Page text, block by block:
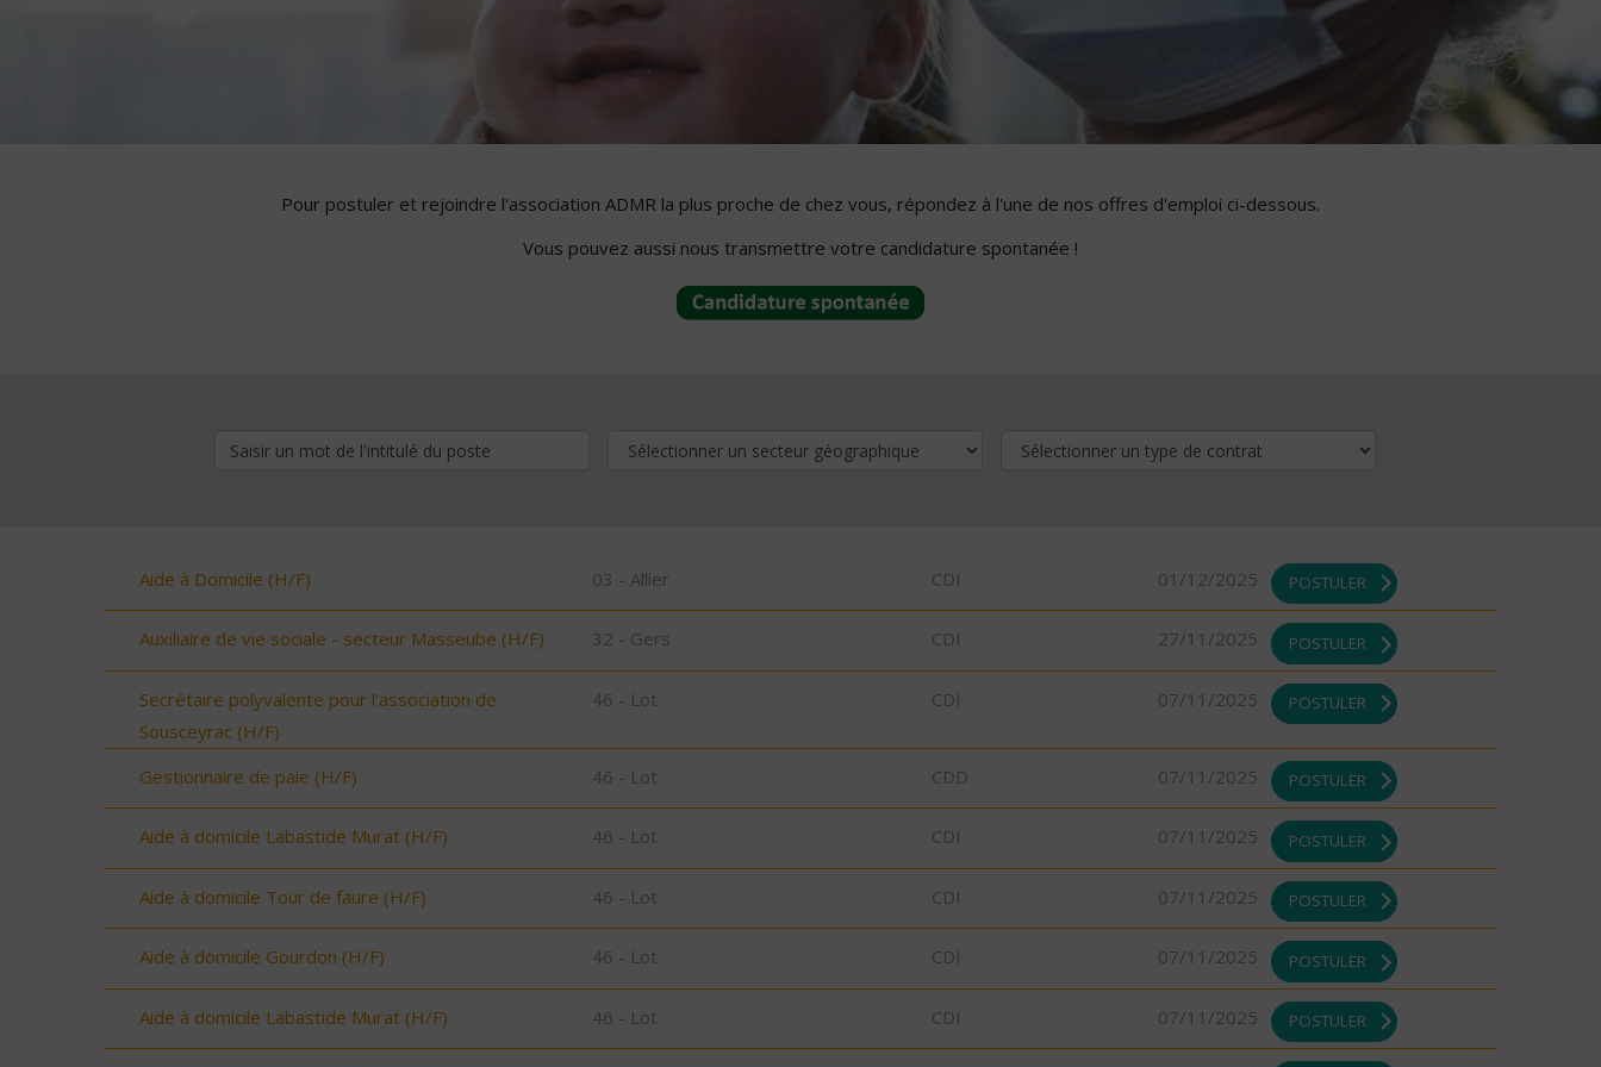
Pour postuler et rejoindre l'association ADMR la plus proche de chez vous, répondez à l'une de nos offres d'emploi ci-dessous.
Vous pouvez aussi nous transmettre votre candidature spontanée !
Aide à Domicile (H/F) 03 - Allier CDI 01/12/2025 POSTULER
Auxiliaire de vie sociale - secteur Masseube (H/F) 32 - Gers CDI 27/11/2025 POSTULER
Secrétaire polyvalente pour l'association de
Sousceyrac (H/F)
46 - Lot CDI 07/11/2025 POSTULER
Gestionnaire de paie (H/F) 46 - Lot CDD 07/11/2025 POSTULER
Aide à domicile Labastide Murat (H/F) 46 - Lot CDI 07/11/2025 POSTULER
Aide à domicile Tour de faure (H/F) 46 - Lot CDI 07/11/2025 POSTULER
Aide à domicile Gourdon (H/F) 46 - Lot CDI 07/11/2025 POSTULER
Aide à domicile Labastide Murat (H/F) 46 - Lot CDI 07/11/2025 POSTULER